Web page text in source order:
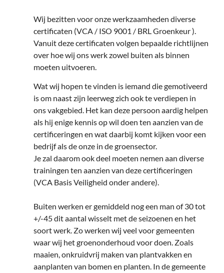
Wij bezitten voor onze werkzaamheden diverse
certificaten (VCA / ISO 9001 / BRL Groenkeur ).
Vanuit deze certificaten volgen bepaalde richtlijnen
over hoe wij ons werk zowel buiten als binnen
moeten uitvoeren.
Wat wij hopen te vinden is iemand die gemotiveerd
is om naast zijn leerweg zich ook te verdiepen in
ons vakgebied. Het kan deze persoon aardig helpen
als hij enige kennis op wil doen ten aanzien van de
certificeringen en wat daarbij komt kijken voor een
bedrijf als de onze in de groensector.
Je zal daarom ook deel moeten nemen aan diverse
trainingen ten aanzien van deze certificeringen
(VCA Basis Veiligheid onder andere).
Buiten werken er gemiddeld nog een man of 30 tot
+/-45 dit aantal wisselt met de seizoenen en het
soort werk. Zo werken wij veel voor gemeenten
waar wij het groenonderhoud voor doen. Zoals
maaien, onkruidvrij maken van plantvakken en
aanplanten van bomen en planten. In de gemeente